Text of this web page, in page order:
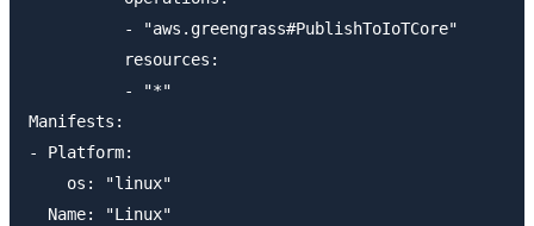
          - "aws.greengrass#PublishToIoTCore"
          resources:
          - "*"
Manifests:
- Platform:
    os: "linux"
  Name: "Linux"